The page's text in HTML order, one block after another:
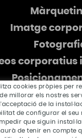
Imatge
corporatius
cookies pròpies per
millorar els nostres
de la
de configurar el seu
que siguin
de tenir en compte